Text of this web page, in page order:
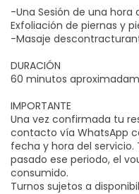
-Una Sesión de una hora
Exfoliación de piernas y
-Masaje
DURACIÓN
60 minutos
IMPORTANTE
Una vez confirmada tu
contacto vía WhatsApp
fecha y hora del servicio.
pasado ese periodo, el
consumido.
Turnos sujetos a